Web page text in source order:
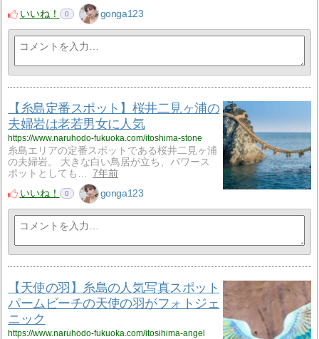
いいね！
0 gonga123
【糸島定番スポット】桜井二見ヶ浦の
夫婦岩は老若男女に人気
https://www.naruhodo-fukuoka.com/itoshima-stone
糸島エリアの定番スポットである桜井二見ヶ浦
の夫婦岩。 大きな白い鳥居が立ち、パワース
ポットとしても…
7年前
いいね！
0 gonga123
【天使の羽】糸島の人気写真スポット
パームビーチの天使の羽がフォトジェ
ニック
https://www.naruhodo-fukuoka.com/itosihima-angel